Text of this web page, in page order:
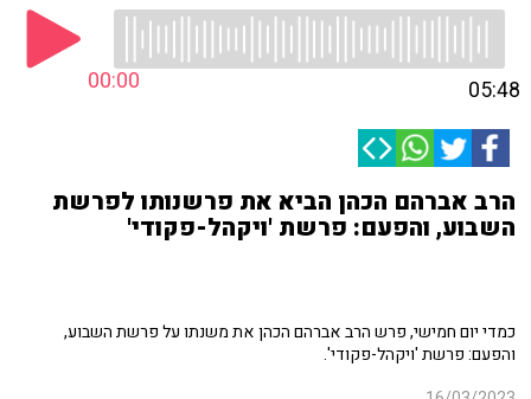
00:00 05:48
הרב אברהם הכהן הביא את פרשנותו לפרשת
השבוע, והפעם: פרשת 'ויקהל-פקודי'
כמדי יום חמישי, פרש הרב אברהם הכהן את משנתו על פרשת השבוע,
והפעם: פרשת 'ויקהל-פקודי'.